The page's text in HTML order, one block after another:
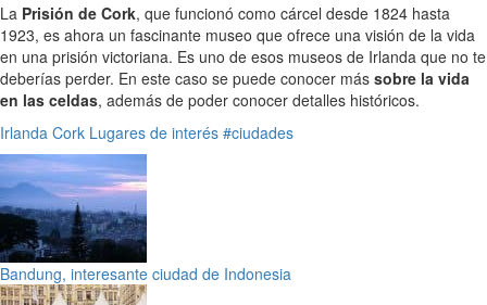
La Prisión de Cork, que funcionó como cárcel desde 1824 hasta
1923, es ahora un fascinante museo que ofrece una visión de la vida
en una prisión victoriana. Es uno de esos museos de Irlanda que no te
deberías perder. En este caso se puede conocer más sobre la vida
en las celdas, además de poder conocer detalles históricos.
Irlanda Cork Lugares de interés #ciudades
Bandung, interesante ciudad de Indonesia